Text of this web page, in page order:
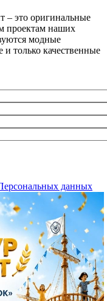
– это оригинальные
проектам наших
модные
только качественные
данных